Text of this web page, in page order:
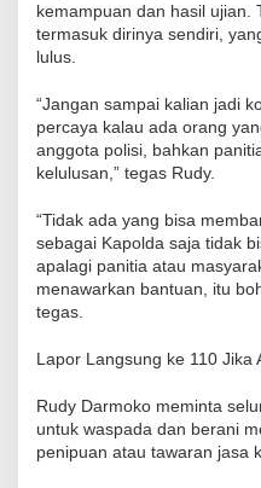
kemampuan dan hasil ujian.
termasuk dirinya sendiri,
lulus.
“Jangan sampai kalian jadi
percaya kalau ada orang
anggota polisi, bahkan
kelulusan,” tegas Rudy.
“Tidak ada yang bisa
sebagai Kapolda saja tidak
apalagi panitia atau
menawarkan bantuan, itu
tegas.
Lapor Langsung ke 110 Jika
Rudy Darmoko meminta
untuk waspada dan berani
penipuan atau tawaran jasa